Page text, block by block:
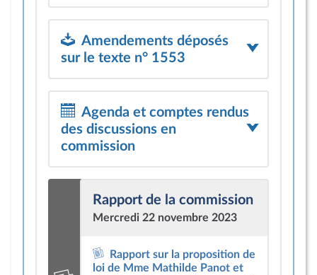
Amendements déposés
sur le texte n° 1553
Agenda et comptes rendus
des discussions en
commission
Rapport de la commission
Mercredi 22 novembre 2023
Rapport sur la proposition de
loi de Mme Mathilde Panot et